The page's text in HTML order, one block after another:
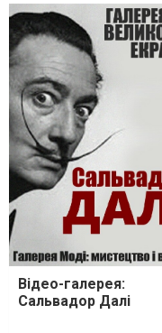
Відео-галерея:
Сальвадор Далі